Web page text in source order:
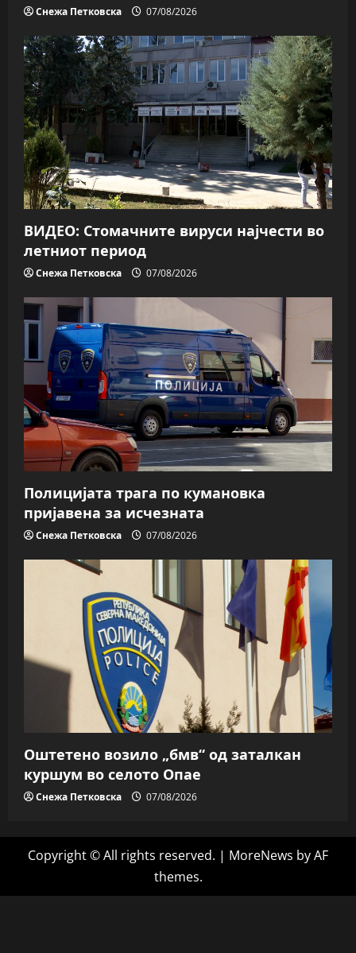
Снежа Петковска 07/08/2026
ВИДЕО: Стомачните вируси најчести во
летниот период
Снежа Петковска 07/08/2026
Полицијата трага пo кумановка
пријавена за исчезната
Снежа Петковска 07/08/2026
Оштетено возило „бмв“ од заталкан
куршум во селото Опае
Снежа Петковска 07/08/2026
Copyright © All rights reserved. | MoreNews by AF
themes.